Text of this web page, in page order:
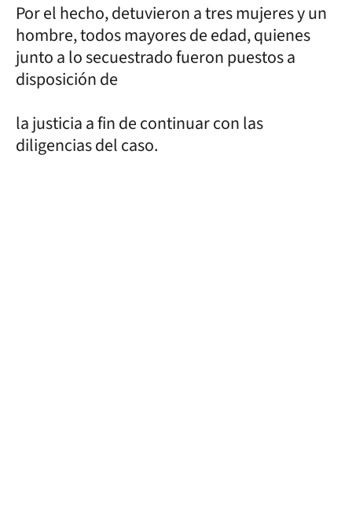
Por el hecho, detuvieron a tres mujeres y un
hombre, todos mayores de edad, quienes
junto a lo secuestrado fueron puestos a
disposición de
la justicia a fin de continuar con las
diligencias del caso.